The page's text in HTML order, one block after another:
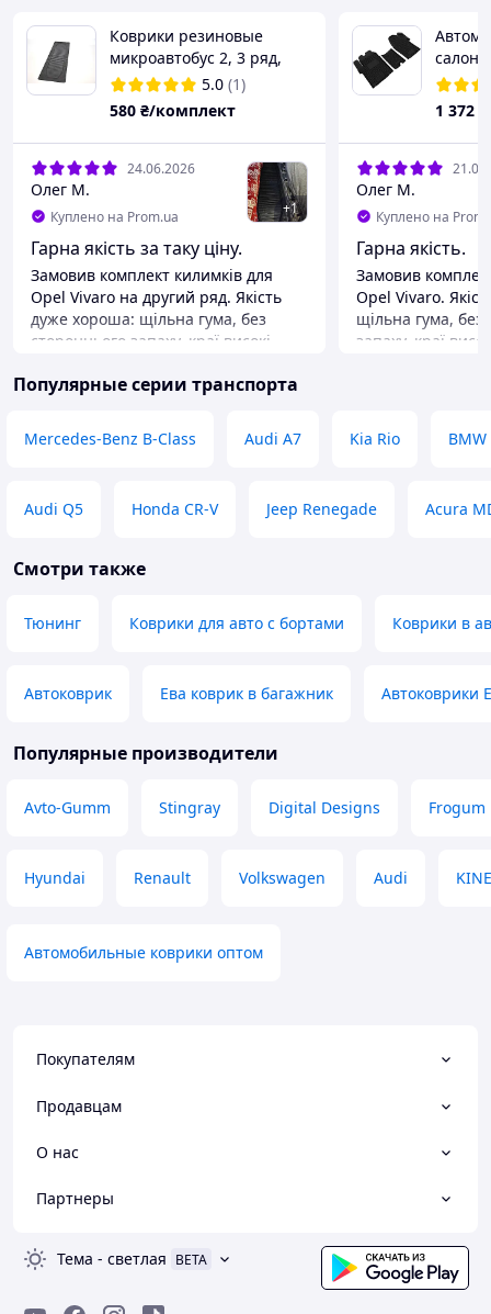
Коврики резиновые
микроавтобус 2, 3 ряд,
коврики в бус5.0 (1)
580 ₴/комплект
24.06.2026
Олег М.
Куплено на Prom.ua +1
Гарна якість за таку ціну.
Замовив комплект килимків для
Opel Vivaro на другий ряд. Якість
дуже хороша: щільна гума, без
стороннього запаху, краї високі,
Килимки лягли практично ідеально,
Доставка швидка, товар відповідає
опису. Покупкою задоволений,
салон
2014)
1 372
Олег М.
Куплено на
Гарна якість.
Замовив
Opel Vivaro.
щільна гума, без
запаху, краї
сидінням.
відповідає
Популярные серии транспорта
Mercedes-Benz B-Class Audi A7 Kia Rio BMW
Audi Q5 Honda CR-V Jeep Renegade Acura
Смотри также
Тюнинг Коврики для авто с бортами Коврики в
Автоковрик Ева коврик в багажник Автоковрики
Популярные производители
Avto-Gumm Stingray Digital Designs Frogum
Hyundai Renault Volkswagen Audi
Автомобильные коврики оптом
Покупателям
Продавцам
О нас
Партнеры
Тема - светлая BETA